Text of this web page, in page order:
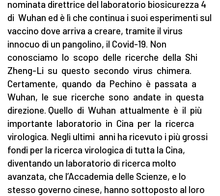
nominata direttrice del laboratorio biosicurezza 4
di Wuhan ed è lì che continua i suoi esperimenti sul
vaccino dove arriva a creare, tramite il virus
innocuo di un pangolino, il Covid-19. Non
conosciamo lo scopo delle ricerche della Shi
Zheng-Li su questo secondo virus chimera.
Certamente, quando da Pechino è passata a
Wuhan, le sue ricerche sono andate in questa
direzione. Quello di Wuhan attualmente è il più
importante laboratorio in Cina per la ricerca
virologica. Negli ultimi anni ha ricevuto i più grossi
fondi per la ricerca virologica di tutta la Cina,
diventando un laboratorio di ricerca molto
avanzata, che l’Accademia delle Scienze, e lo
stesso governo cinese, hanno sottoposto al loro